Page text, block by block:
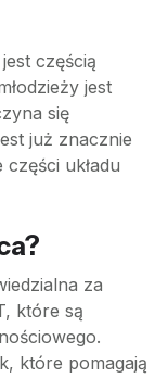
częścią
jest
się
już znacznie
układu
za
które są
które pomagają